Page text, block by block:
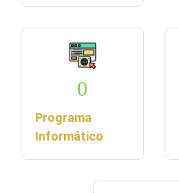
0
Programa
Informático